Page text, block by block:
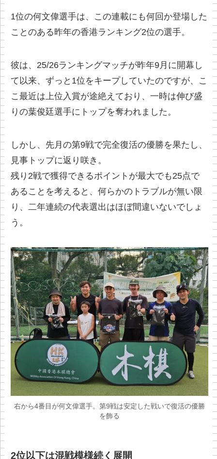
1位の何文偉選手は、この連載にも何回か登場した
ことのある昨年の香港ランキング2位の選手。
彼は、25/26ランキングマッチが昨年9月に開幕し
て以来、ずっと1位をキープしていたのですが、こ
こ最近は上位入賞が途絶えており、一時は伸び盛
りの葉俊廷選手にトップを奪われました。
しかし、先月の第9戦で完全復活の優勝を果たし、
見事トップに返り咲き。
残り2戦で獲得できるポイントが最大でも25点で
あることを考えると、何らかのトラブルが無い限
り、二年連続の代表選出はほぼ間違いないでしょ
う。
右から4番目が何文偉選手。第9戦は安定した戦いで復活の優勝
を飾る
2位以下は混戦模様続く展開